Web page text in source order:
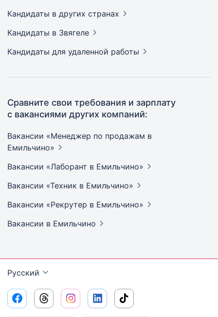
Кандидаты в других странах
Кандидаты в Звягеле
Кандидаты для удаленной работы
Сравните свои требования и зарплату
с вакансиями других компаний:
Вакансии «Менеджер по продажам в
Емильчино»
Вакансии «Лаборант в Емильчино»
Вакансии «Техник в Емильчино»
Вакансии «Рекрутер в Емильчино»
Вакансии в Емильчино
Русский